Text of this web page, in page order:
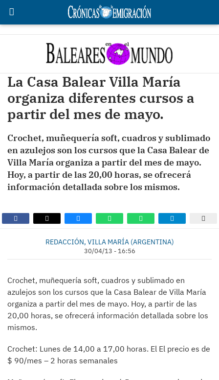
La Casa Balear Villa María
organiza diferentes cursos a
partir del mes de mayo.
Crochet, muñequería soft, cuadros y sublimado
en azulejos son los cursos que la Casa Balear de
Villa María organiza a partir del mes de mayo.
Hoy, a partir de las 20,00 horas, se ofrecerá
información detallada sobre los mismos.
REDACCIÓN, VILLA MARÍA (ARGENTINA)
30/04/13 - 16:56
Crochet, muñequería soft, cuadros y sublimado en
azulejos son los cursos que la Casa Balear de Villa María
organiza a partir del mes de mayo. Hoy, a partir de las
20,00 horas, se ofrecerá información detallada sobre los
mismos.
Crochet: Lunes de 14,00 a 17,00 horas. El El precio es de
$ 90/mes – 2 horas semanales